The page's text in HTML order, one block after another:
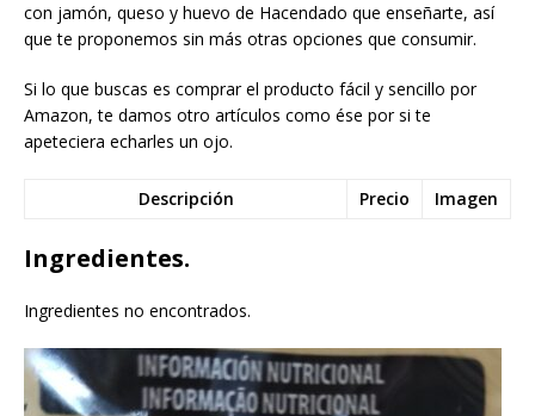
con jamón, queso y huevo de Hacendado que enseñarte, así
que te proponemos sin más otras opciones que consumir.
Si lo que buscas es comprar el producto fácil y sencillo por
Amazon, te damos otro artículos como ése por si te
apeteciera echarles un ojo.
Descripción Precio Imagen
Ingredientes.
Ingredientes no encontrados.